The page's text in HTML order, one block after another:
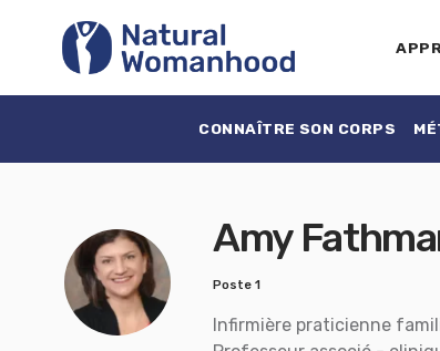
CONNAÎTRE SON CORPS
Amy
Poste 1
Infirmière praticienne